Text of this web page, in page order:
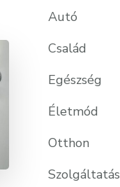
Autó
Család
Egészség
Életmód
Otthon
Szolgáltatás